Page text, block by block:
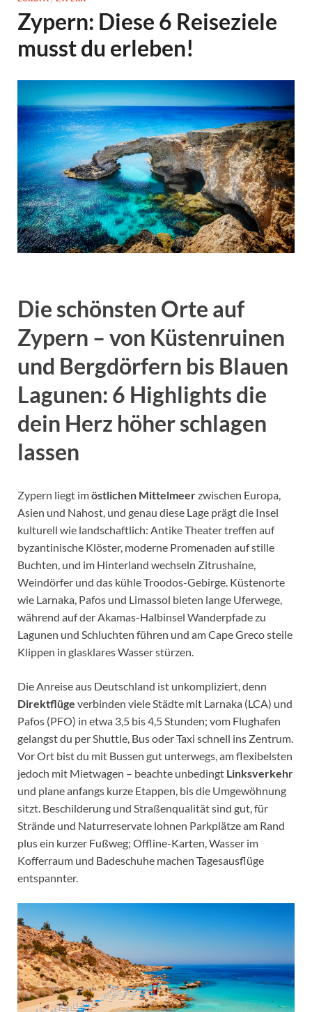
Zypern: Diese 6 Reiseziele
musst du erleben!
Die schönsten Orte auf
Zypern – von Küstenruinen
und Bergdörfern bis Blauen
Lagunen: 6 Highlights die
dein Herz höher schlagen
lassen
Zypern liegt imöstlichen Mittelmeerzwischen Europa,
Asien und Nahost, und genau diese Lage prägt die Insel
kulturell wie landschaftlich: Antike Theater treffen auf
byzantinische Klöster, moderne Promenaden auf stille
Buchten, und im Hinterland wechseln Zitrushaine,
Weindörfer und das kühle Troodos-Gebirge. Küstenorte
wie Larnaka, Pafos und Limassol bieten lange Uferwege,
während auf der Akamas-Halbinsel Wanderpfade zu
Lagunen und Schluchten führen und am Cape Greco steile
Klippen in glasklares Wasser stürzen.
Die Anreise aus Deutschland ist unkompliziert, denn
Direktflüge verbinden viele Städte mit Larnaka (LCA) und
Pafos (PFO) in etwa 3,5 bis 4,5 Stunden; vom Flughafen
gelangst du per Shuttle, Bus oder Taxi schnell ins Zentrum.
Vor Ort bist du mit Bussen gut unterwegs, am flexibelsten
jedoch mit Mietwagen – beachte unbedingt Linksverkehr
und plane anfangs kurze Etappen, bis die Umgewöhnung
sitzt. Beschilderung und Straßenqualität sind gut, für
Strände und Naturreservate lohnen Parkplätze am Rand
plus ein kurzer Fußweg; Offline-Karten, Wasser im
Kofferraum und Badeschuhe machen Tagesausflüge
entspannter.